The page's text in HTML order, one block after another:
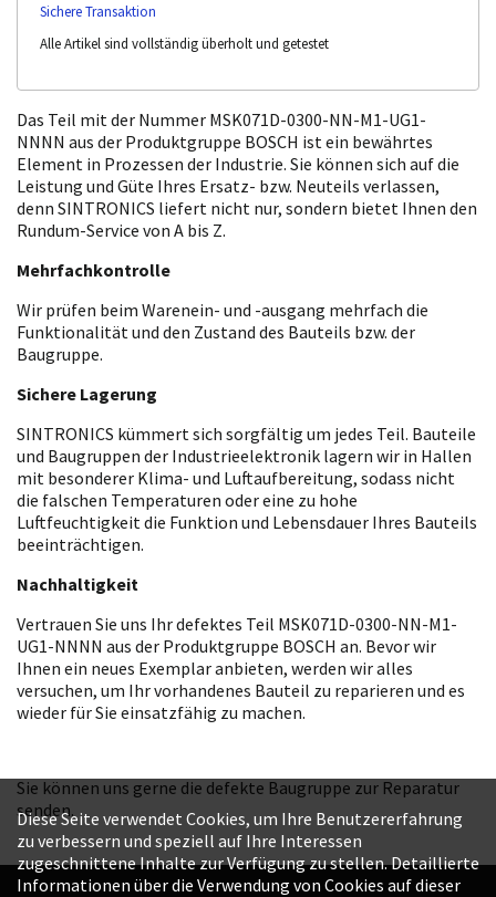
Sichere Transaktion
Alle Artikel sind vollständig überholt und getestet
Das Teil mit der Nummer MSK071D-0300-NN-M1-UG1-
NNNN aus der Produktgruppe BOSCH ist ein bewährtes
Element in Prozessen der Industrie. Sie können sich auf die
Leistung und Güte Ihres Ersatz- bzw. Neuteils verlassen,
denn SINTRONICS liefert nicht nur, sondern bietet Ihnen den
Rundum-Service von A bis Z.
Mehrfachkontrolle
Wir prüfen beim Warenein- und -ausgang mehrfach die
Funktionalität und den Zustand des Bauteils bzw. der
Baugruppe.
Sichere Lagerung
SINTRONICS kümmert sich sorgfältig um jedes Teil. Bauteile
und Baugruppen der Industrieelektronik lagern wir in Hallen
mit besonderer Klima- und Luftaufbereitung, sodass nicht
die falschen Temperaturen oder eine zu hohe
Luftfeuchtigkeit die Funktion und Lebensdauer Ihres Bauteils
beeinträchtigen.
Nachhaltigkeit
Vertrauen Sie uns Ihr defektes Teil MSK071D-0300-NN-M1-
UG1-NNNN aus der Produktgruppe BOSCH an. Bevor wir
Ihnen ein neues Exemplar anbieten, werden wir alles
versuchen, um Ihr vorhandenes Bauteil zu reparieren und es
wieder für Sie einsatzfähig zu machen.
Sie können uns gerne die defekte Baugruppe zur Reparatur
senden.
Diese Seite verwendet Cookies, um Ihre Benutzererfahrung
zu verbessern und speziell auf Ihre Interessen
zugeschnittene Inhalte zur Verfügung zu stellen. Detaillierte
Informationen über die Verwendung von Cookies auf dieser